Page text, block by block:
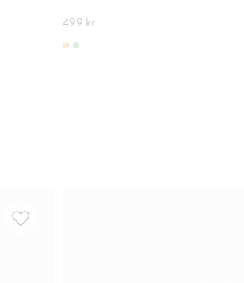
499 kr